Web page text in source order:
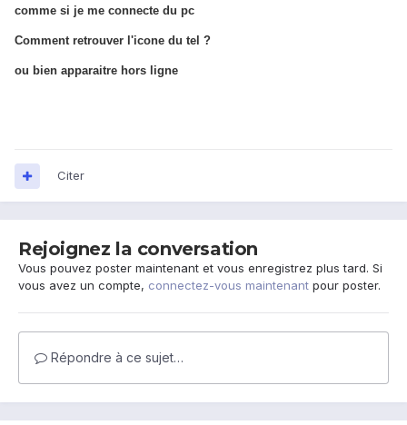
comme si je me connecte du pc
Comment retrouver l'icone du tel ?
ou bien apparaitre hors ligne
Citer
Rejoignez la conversation
Vous pouvez poster maintenant et vous enregistrez plus tard. Si
vous avez un compte, connectez-vous maintenant pour poster.
Répondre à ce sujet…